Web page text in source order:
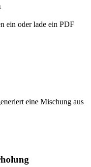
ein oder lade ein PDF
eine Mischung aus